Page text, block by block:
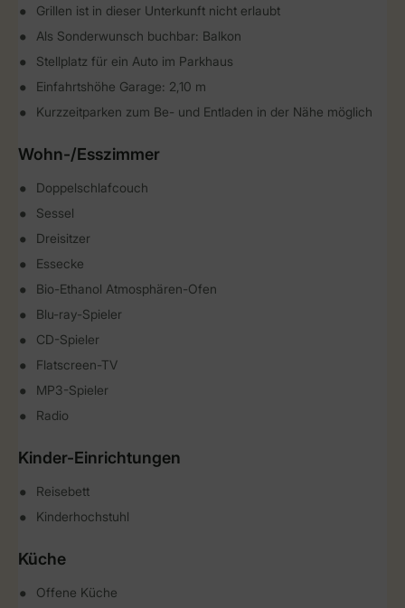
Grillen ist in dieser Unterkunft nicht erlaubt
Als Sonderwunsch buchbar: Balkon
Stellplatz für ein Auto im Parkhaus
Einfahrtshöhe Garage: 2,10 m
Kurzzeitparken zum Be- und Entladen in der Nähe möglich
Wohn-/Esszimmer
Doppelschlafcouch
Sessel
Dreisitzer
Essecke
Bio-Ethanol Atmosphären-Ofen
Blu-ray-Spieler
CD-Spieler
Flatscreen-TV
MP3-Spieler
Radio
Kinder-Einrichtungen
Reisebett
Kinderhochstuhl
Küche
Offene Küche